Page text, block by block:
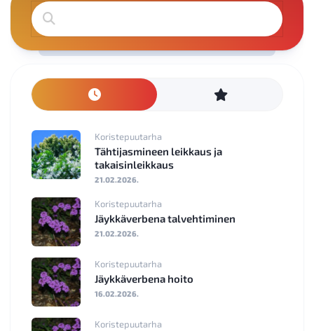
Koristepuutarha
Tähtijasmineen leikkaus ja
takaisinleikkaus
21.02.2026.
Koristepuutarha
Jäykkäverbena talvehtiminen
21.02.2026.
Koristepuutarha
Jäykkäverbena hoito
16.02.2026.
Koristepuutarha